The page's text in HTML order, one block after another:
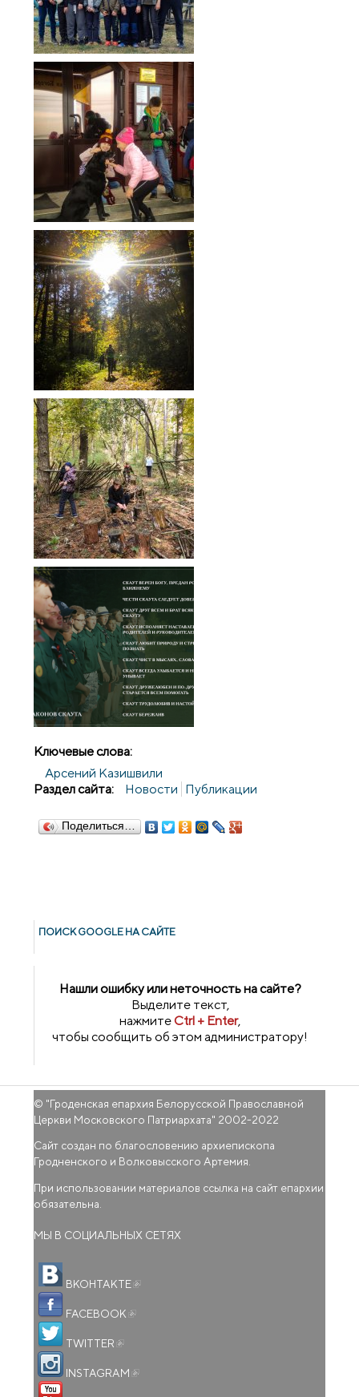
Ключевые слова:
Арсений Казишвили
Раздел сайта:
Новости Публикации
Поделиться…
ПОИСК GOОGLE НА САЙТЕ
Нашли ошибку или неточность на сайте?
Выделите текст,
нажмитеCtrl + Enter,
чтобы сообщить об этом администратору!
© "Гроденская епархия Белорусской Православной
Церкви Московского Патриархата" 2002-2022
Сайт создан по благословению архиепископа
Гродненского и Волковысского Артемия.
При использовании материалов ссылка на сайт епархии
обязательна.
МЫ В СОЦИАЛЬНЫХ СЕТЯХ
ВКОНТАКТЕ
FACEBOOK
TWITTER
INSTAGRAM